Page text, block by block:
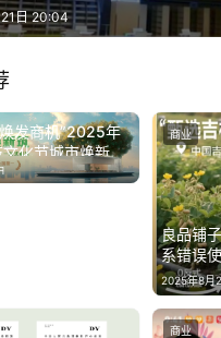
日 20:04
发商机”2025年
化节城市焕新招
幕
良品铺
系错误
2025年8月
商业
商业